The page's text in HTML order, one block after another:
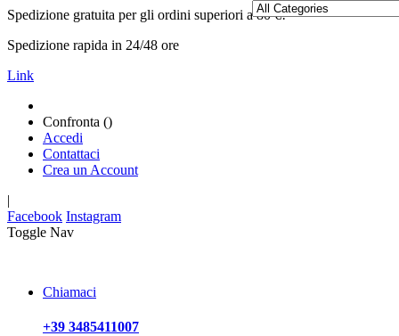
Spedizione gratuita per gli ordini superiori a 80 €!
Spedizione rapida in 24/48 ore
Link
Confronta ()
Accedi
Contattaci
Crea un Account
|
Facebook Instagram
Toggle Nav
Chiamaci
+39 3485411007